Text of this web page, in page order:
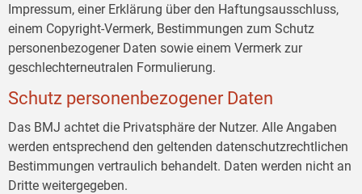
Impressum, einer Erklärung über den Haftungsausschluss,
einem Copyright-Vermerk, Bestimmungen zum Schutz
personenbezogener Daten sowie einem Vermerk zur
geschlechterneutralen Formulierung.
Schutz personenbezogener Daten
Das BMJ achtet die Privatsphäre der Nutzer. Alle Angaben
werden entsprechend den geltenden datenschutzrechtlichen
Bestimmungen vertraulich behandelt. Daten werden nicht an
Dritte weitergegeben.